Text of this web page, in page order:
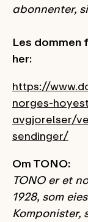
abonnenter,
Les dommen
her:
https://
norges-
avgjorelser/
sendinger/
Om TONO:
TONO er et
1928, som
Komponister,